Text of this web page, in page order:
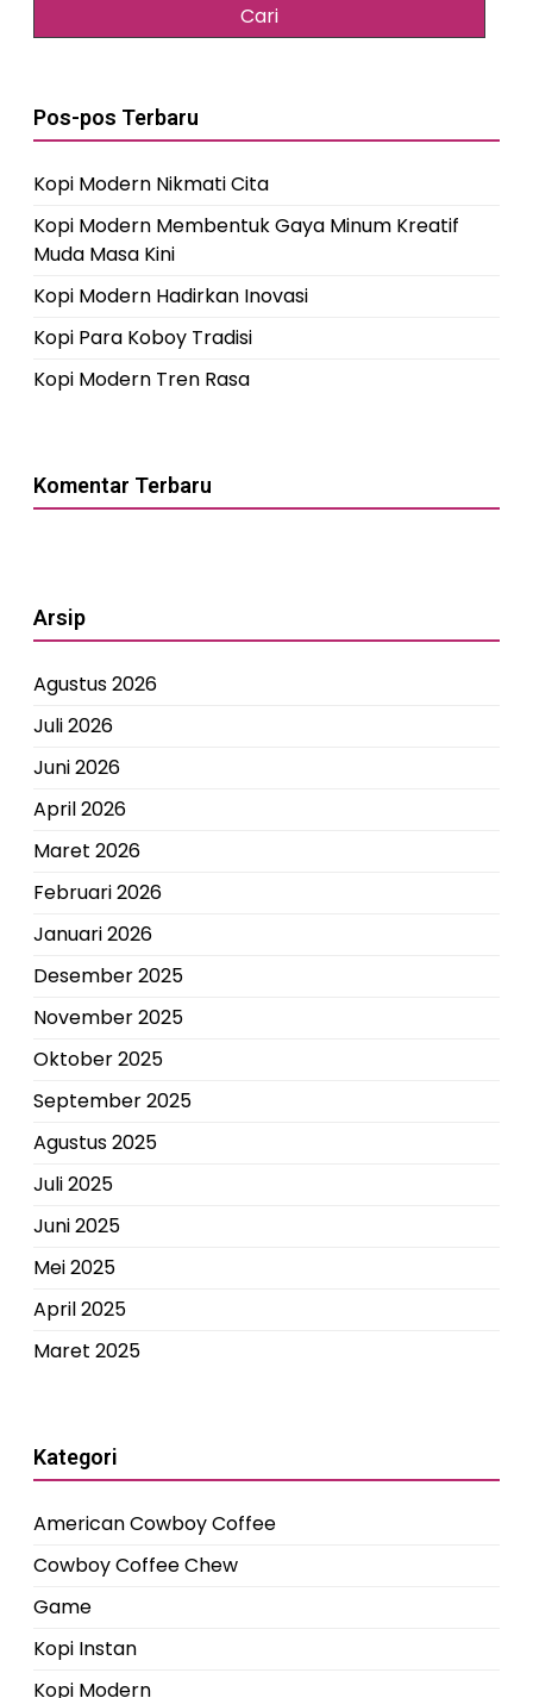
Pos-pos Terbaru
Kopi Modern Nikmati Cita
Kopi Modern Membentuk Gaya Minum Kreatif
Muda Masa Kini
Kopi Modern Hadirkan Inovasi
Kopi Para Koboy Tradisi
Kopi Modern Tren Rasa
Komentar Terbaru
Arsip
Agustus 2026
Juli 2026
Juni 2026
April 2026
Maret 2026
Februari 2026
Januari 2026
Desember 2025
November 2025
Oktober 2025
September 2025
Agustus 2025
Juli 2025
Juni 2025
Mei 2025
April 2025
Maret 2025
Kategori
American Cowboy Coffee
Cowboy Coffee Chew
Game
Kopi Instan
Kopi Modern